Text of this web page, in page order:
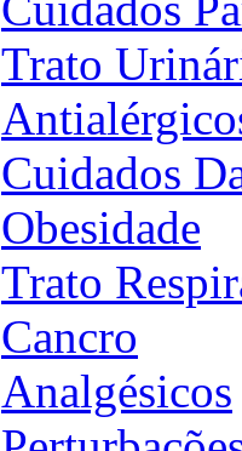
Trato
Cuidados
Obesidade
Trato
Cancro
Analgésicos